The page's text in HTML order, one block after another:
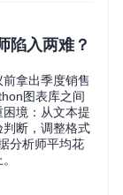
陷入两难？
拿出季度销售
图表库之间
境：从文本提
断，调整格式
分析师平均花